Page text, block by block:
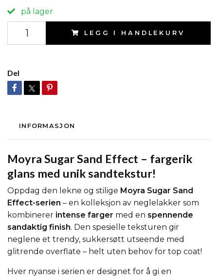
på lager
LEGG I HANDLEKURV
Del
INFORMASJON
Moyra Sugar Sand Effect – fargerik
glans med unik sandtekstur!
Oppdag den lekne og stilige Moyra Sugar Sand
Effect-serien – en kolleksjon av neglelakker som
kombinerer intense farger med en spennende
sandaktig finish. Den spesielle teksturen gir
neglene et trendy, sukkersøtt utseende med
glitrende overflate – helt uten behov for top coat!
Hver nyanse i serien er designet for å gi en